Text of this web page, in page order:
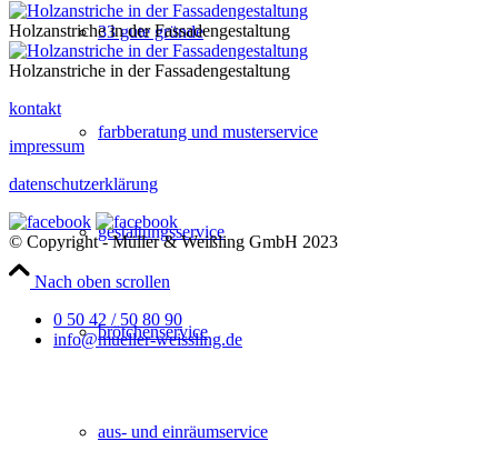
33 gute gründe
farbberatung und musterservice
gestaltungsservice
brötchenservice
aus- und einräumservice
Holzanstriche in der Fassadengestaltung
Holzanstriche in der Fassadengestaltung
kontakt
impressum
datenschutzerklärung
© Copyright - Müller & Weißling GmbH 2023
Nach oben scrollen
0 50 42 / 50 80 90
info@mueller-weissling.de